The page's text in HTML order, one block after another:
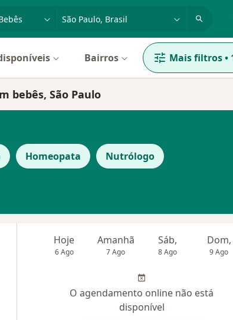
ou nome
Bairros Mais filtros•
bebês, São Paulo
Homeopata Nutrólogo
Hoje
6 Ago
Amanhã
7 Ago
Sáb,
8 Ago
Dom,
9 Ago
O agendamento online não está
disponível